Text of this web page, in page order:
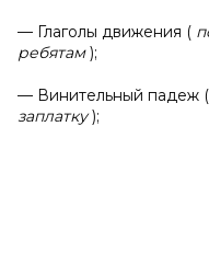
— Глаголы движения (
ребятам);
— Винительный падеж (
заплатку);